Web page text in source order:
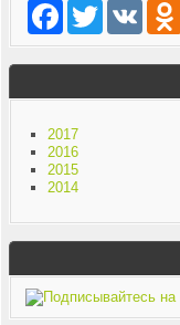
Facebook
TwitterVK
2017
2016
2015
2014